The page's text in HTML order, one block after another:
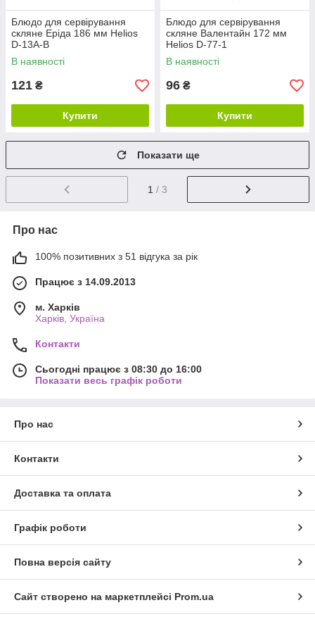
Блюдо для сервірування
скляне Еріда 186 мм Helios
D-13A-B
В наявності
121 ₴
Купити
Блюдо для сервірування
скляне Валентайн 172 мм
Helios D-77-1
В наявності
96 ₴
Купити
Показати ще
1 / 3
Про нас
100% позитивних з 51 відгука за рік
Працює з 14.09.2013
м. Харків
Харків, Україна
Контакти
Сьогодні працює з 08:30 до 16:00
Показати весь графік роботи
Про нас
Контакти
Доставка та оплата
Графік роботи
Повна версія сайту
Сайт створено на маркетплейсі Prom.ua